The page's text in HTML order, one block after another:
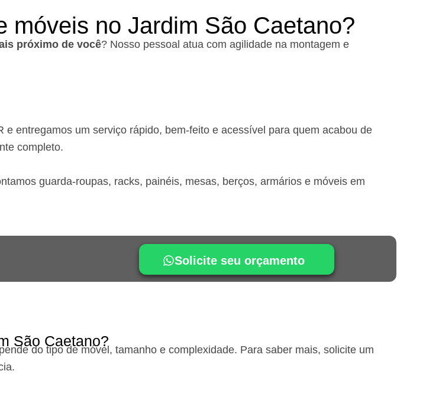
móveis no Jardim São Caetano?
próximo de você? Nosso pessoal atua com agilidade na montagem e
e entregamos um serviço rápido, bem-feito e acessível para quem acabou de
completo.
guarda-roupas, racks, painéis, mesas, berços, armários e móveis em
Solicite seu orçamento
São Caetano?
do tipo de móvel, tamanho e complexidade. Para saber mais, solicite um